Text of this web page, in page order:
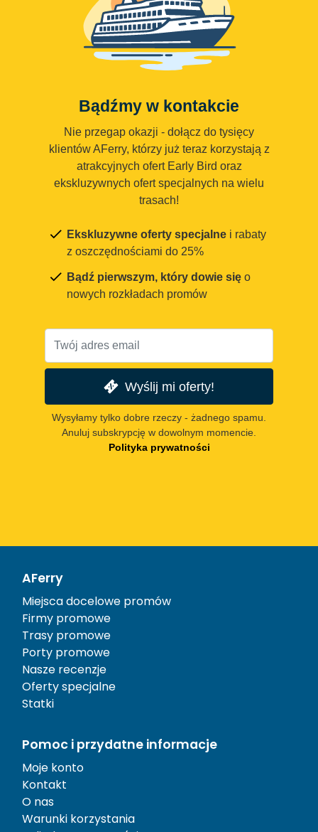
Bądźmy w kontakcie
Nie przegap okazji - dołącz do tysięcy
klientów AFerry, którzy już teraz korzystają z
atrakcyjnych ofert Early Bird oraz
ekskluzywnych ofert specjalnych na wielu
trasach!
Ekskluzywne oferty specjalne i rabaty
z oszczędnościami do 25%
Bądź pierwszym, który dowie się o
nowych rozkładach promów
Wyślij mi oferty!
Wysyłamy tylko dobre rzeczy - żadnego spamu.
Anuluj subskrypcję w dowolnym momencie.
Polityka prywatności
AFerry
Miejsca docelowe promów
Firmy promowe
Trasy promowe
Porty promowe
Nasze recenzje
Oferty specjalne
Statki
Pomoc i przydatne informacje
Moje konto
Kontakt
O nas
Warunki korzystania